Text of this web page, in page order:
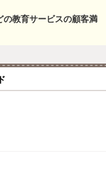
の教育サービスの顧客満